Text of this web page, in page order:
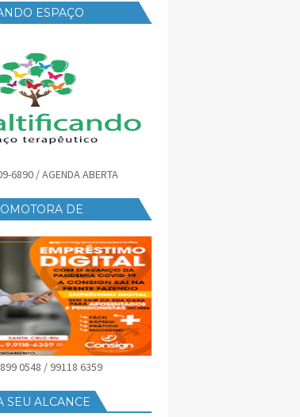
ESPAÇO
6890 / AGENDA ABERTA
DE
0548 / 99118 6359
SEU ALCANCE